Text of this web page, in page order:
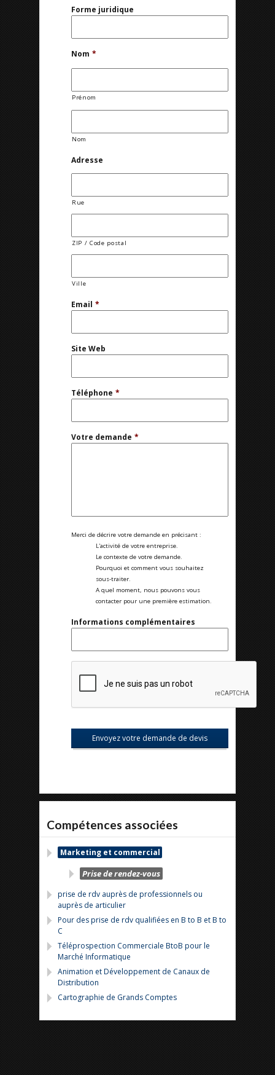
Forme juridique
Nom *
Prénom
Nom
Adresse
Rue
ZIP / Code postal
Ville
Email *
Site Web
Téléphone *
Votre demande *
Merci de décrire votre demande en précisant :
L'activité de votre entreprise.
Le contexte de votre demande.
Pourquoi et comment vous souhaitez
sous-traiter.
A quel moment, nous pouvons vous
contacter pour une première estimation.
Informations complémentaires
Compétences associées
Marketing et commercial
Prise de rendez-vous
prise de rdv auprès de professionnels ou
auprès de articulier
Pour des prise de rdv qualifiées en B to B et B to
C
Téléprospection Commerciale BtoB pour le
Marché Informatique
Animation et Développement de Canaux de
Distribution
Cartographie de Grands Comptes